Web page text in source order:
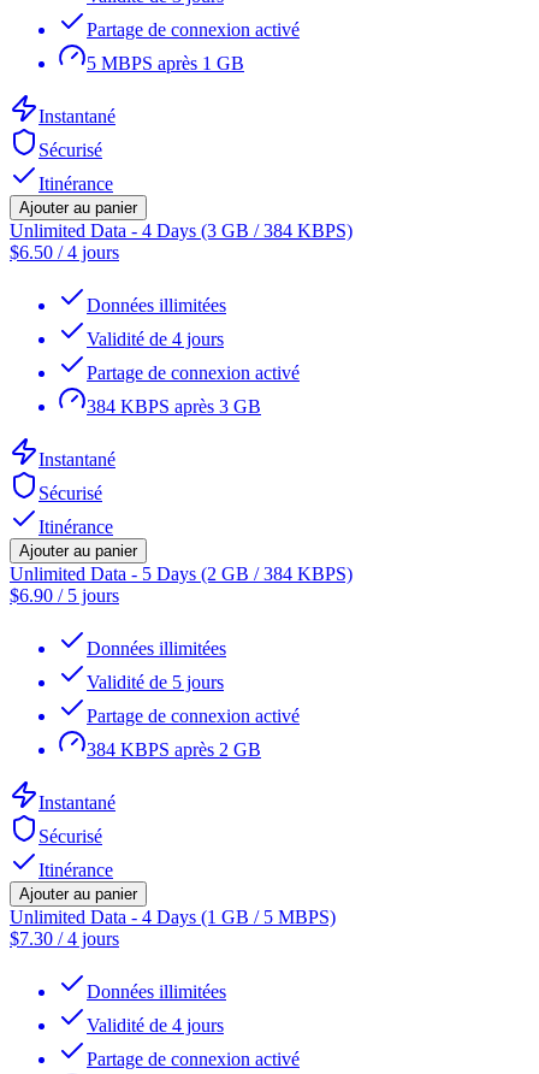
Partage de connexion activé
5 MBPS après 1 GB
Instantané
Sécurisé
Itinérance
Ajouter au panier
Unlimited Data - 4 Days (3 GB / 384 KBPS)
$6.50 /4 jours
Données illimitées
Validité de 4 jours
Partage de connexion activé
384 KBPS après 3 GB
Instantané
Sécurisé
Itinérance
Ajouter au panier
Unlimited Data - 5 Days (2 GB / 384 KBPS)
$6.90 / 5 jours
Données illimitées
Validité de 5 jours
Partage de connexion activé
384 KBPS après 2 GB
Instantané
Sécurisé
Itinérance
Ajouter au panier
Unlimited Data - 4 Days (1 GB / 5 MBPS)
$7.30 /4 jours
Données illimitées
Validité de 4 jours
Partage de connexion activé